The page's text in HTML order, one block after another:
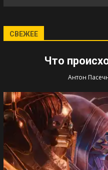
СВЕЖЕЕ
Что
Антон